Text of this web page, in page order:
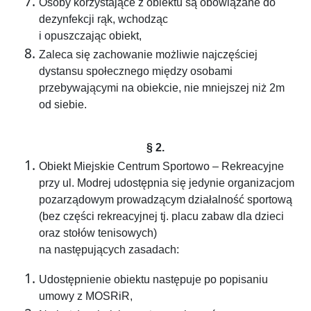
dezynfekcji rąk, wchodząc
i opuszczając obiekt,
Zaleca się zachowanie możliwie najczęściej
dystansu społecznego między osobami
przebywającymi na obiekcie, nie mniejszej niż 2m
od siebie.
§ 2.
Obiekt Miejskie Centrum Sportowo – Rekreacyjne
przy ul. Modrej udostępnia się jedynie organizacjom
pozarządowym prowadzącym działalność sportową
(bez części rekreacyjnej tj. placu zabaw dla dzieci
oraz stołów tenisowych)
na następujących zasadach:
Udostępnienie obiektu następuje po popisaniu
umowy z MOSRiR,